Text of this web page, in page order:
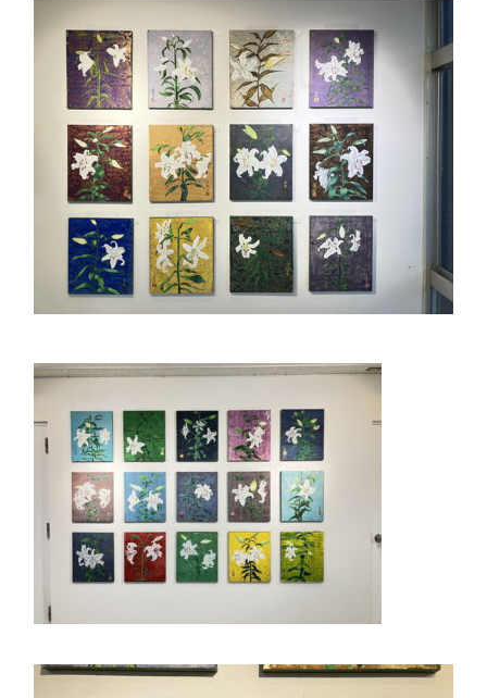
スーパーサイエンスハイスクール(SSH)
個人課題研究
国内・海外研修旅行
キャンプ